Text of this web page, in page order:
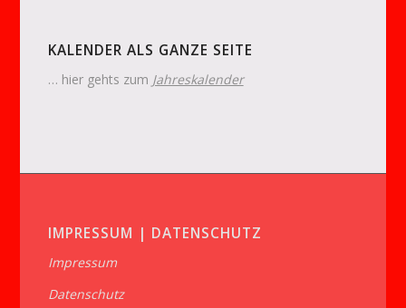
KALENDER ALS GANZE SEITE
… hier gehts zum Jahreskalender
IMPRESSUM | DATENSCHUTZ
Impressum
Datenschutz